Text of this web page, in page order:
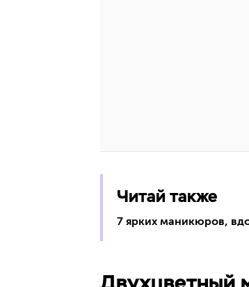
Читай также
7 ярких маникюров,